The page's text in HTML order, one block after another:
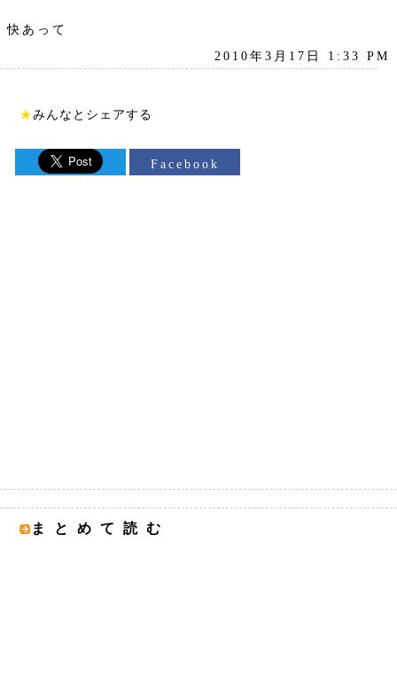
快あって
2010年3月17日 1:33 PM
★みんなとシェアする
Facebook
まとめて読む